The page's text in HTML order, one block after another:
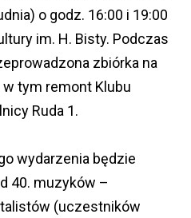
o godz. 16:00 i 19:00
im. H. Bisty. Podczas
zbiórka na
tym remont Klubu
Ruda 1.
wydarzenia będzie
40. muzyków –
(uczestników